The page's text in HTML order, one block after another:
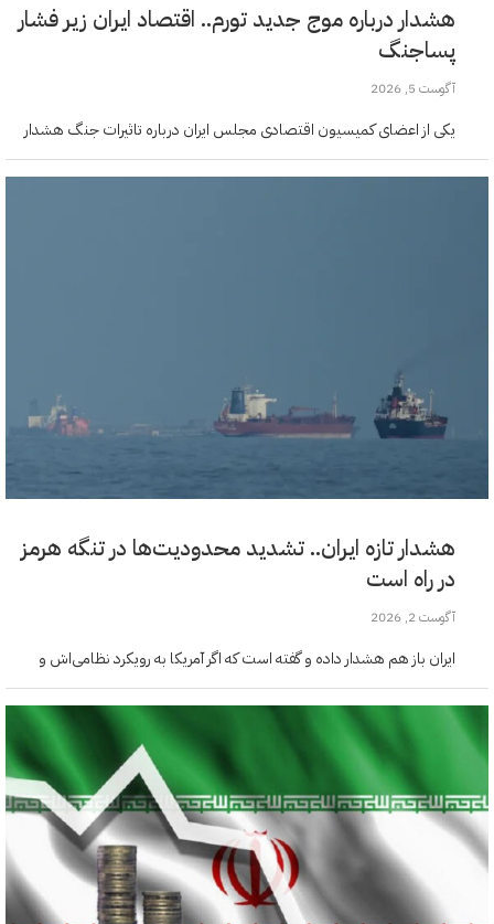
هشدار درباره موج جدید تورم.. اقتصاد ایران زیر فشار
پساجنگ
آگوست 5, 2026
یکی از اعضای کمیسیون اقتصادی مجلس ایران درباره تاثیرات جنگ هشدار
داد و گفت موج جدیدی از تورم در راه است. زندگی مردم هم قرار است سخت‌تر
شود، نه ساده‌تر.…
هشدار تازه ایران.. تشدید محدودیت‌ها در تنگه هرمز
در راه است
آگوست 2, 2026
ایران باز هم هشدار داده و گفته است که اگر آمریکا به رویکرد نظامی‌اش و
محدودیت‌های دریانوردی ادامه بدهد، تهران حاضر است در تنگه هرمز و
مسیرهای استراتژیک دیگر دست…